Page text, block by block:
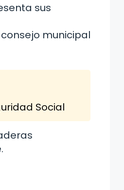
sus
municipal
Social